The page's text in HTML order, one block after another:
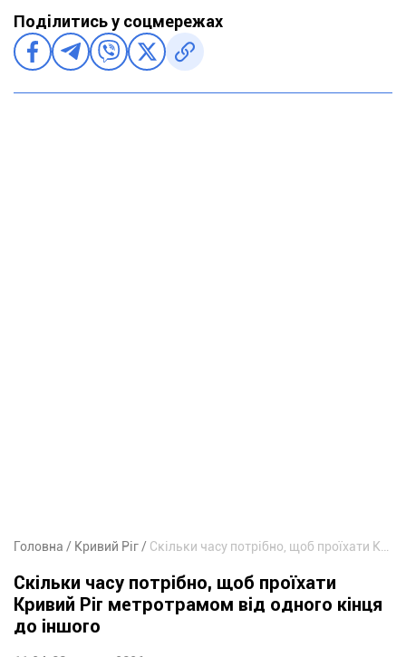
Поділитись у соцмережах
Головна Кривий Ріг
Скільки часу потрібно, щоб проїхати
Кривий Ріг метротрамом від одного кінця
до іншого